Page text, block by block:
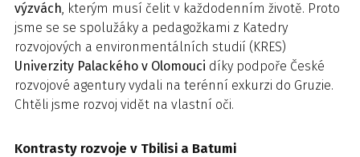
výzvách, kterým musí čelit v každodenním životě. Proto
jsme se se spolužáky a pedagožkami z Katedry
rozvojových a environmentálních studií (KRES)
Univerzity Palackého v Olomouci díky podpoře České
rozvojové agentury vydali na terénní exkurzi do Gruzie.
Chtěli jsme rozvoj vidět na vlastní oči.
Kontrasty rozvoje v Tbilisi a Batumi